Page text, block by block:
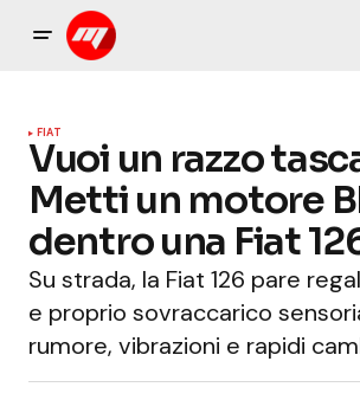
FIAT
Vuoi un razzo
Metti un motore
dentro una Fiat
Su strada, la Fiat 126 pare
e proprio sovraccarico
rumore, vibrazioni e rapidi